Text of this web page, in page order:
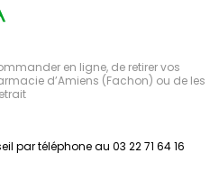
en ligne, de retirer vos
d’Amiens (Fachon) ou de les
par téléphone au 03 22 71 64 16